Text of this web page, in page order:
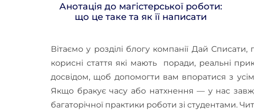
Анотація до магістерської роботи:
що це таке та як її написати
Вітаємо у розділі блогу компанії Дай
корисні стаття які мають поради, реальні
досвідом, щоб допомогти вам впоратися з
Якщо бракує часу або натхнення — у нас
багаторічної практики роботи зі студентами.